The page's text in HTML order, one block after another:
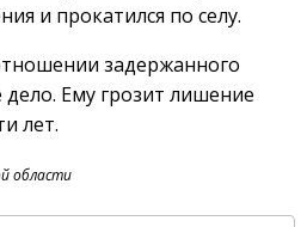
и прокатился по селу.
задержанного
Ему грозит лишение
лет.
области